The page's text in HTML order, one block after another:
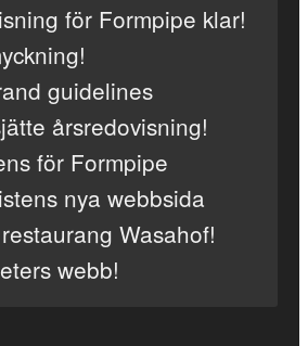
för Formpipe klar!
guidelines
årsredovisning!
för Formpipe
nya webbsida
Wasahof!
webb!